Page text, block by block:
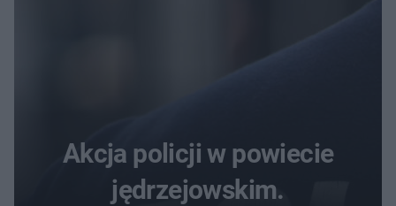
Akcja policji w powiecie
jędrzejowskim.